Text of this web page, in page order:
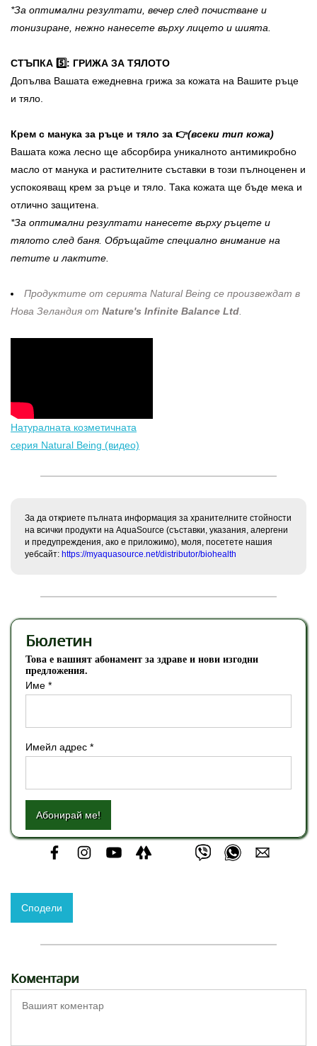
*За оптимални резултати, вечер след почистване и
тонизиране, нежно нанесете върху лицето и шията.
СТЪПКА 5️⃣: ГРИЖА ЗА ТЯЛОТО
Допълва Вашата ежедневна грижа за кожата на Вашите ръце
и тяло.
Крем с манука за ръце и тяло за 👉(всеки тип кожа)
Вашата кожа лесно ще абсорбира уникалното антимикробно
масло от манука и растителните съставки в този пълноценен и
успокояващ крем за ръце и тяло. Така кожата ще бъде мека и
отлично защитена.
*За оптимални резултати нанесете върху ръцете и
тялото след баня. Обръщайте специално внимание на
петите и лактите.
Продуктите от серията Natural Being се произвеждат в
Нова Зеландия от Nature's Infinite Balance Ltd
Натуралната козметичната
серия Natural Being (видео)
За да откриете пълната информация за хранителните стойности
на всички продукти на AquaSource (съставки, указания, алергени
и предупреждения, ако е приложимо), моля, посетете нашия
уебсайт: https://myaquasource.net/distributor/biohealth
Бюлетин
Това е вашият абонамент за здраве и нови изгодни
предложения.
Име *
Имейл адрес *
Абонирай ме!
Сподели
Коментари